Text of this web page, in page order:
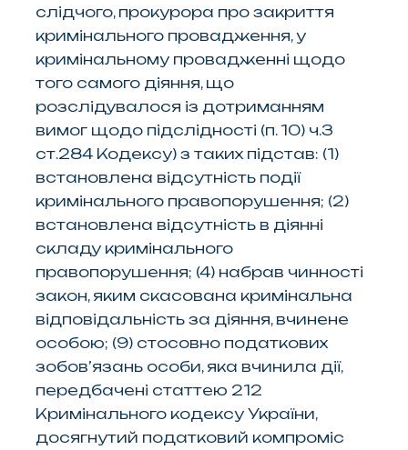
слідчого, прокурора про закриття
кримінального провадження, у
кримінальному провадженні щодо
того самого діяння, що
розслідувалося із дотриманням
вимог щодо підслідності (п. 10) ч.3
ст.284 Кодексу) з таких підстав: (1)
встановлена відсутність події
кримінального правопорушення; (2)
встановлена відсутність в діянні
складу кримінального
правопорушення; (4) набрав чинності
закон, яким скасована кримінальна
відповідальність за діяння, вчинене
особою; (9) стосовно податкових
зобов’язань особи, яка вчинила дії,
передбачені статтею 212
Кримінального кодексу України,
досягнутий податковий компроміс